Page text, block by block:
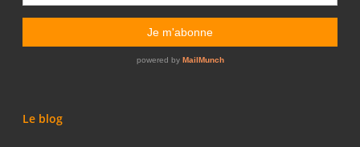
Le blog